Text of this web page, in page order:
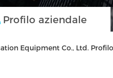
Profilo aziendale
Equipment Co., Ltd.